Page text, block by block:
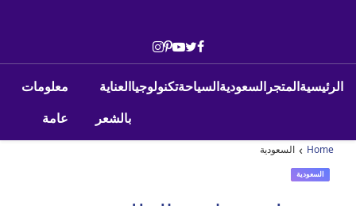
Main Navigation
الرئيسيةالمتجرالسعوديةالسياحةتكنولوجياالعناية
بالشعر
معلومات
عامة
Home
› السعودية
السعودية